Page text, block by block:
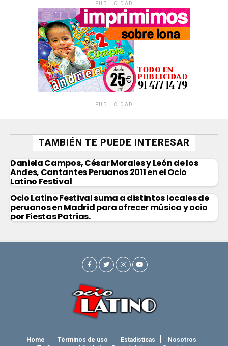
PUBLICIDAD
PUBLICIDAD
TAMBIÉN TE PUEDE INTERESAR
Daniela Campos, César Morales y León de los
Andes, Cantantes Peruanos 2011 en el Ocio
Latino Festival
Ocio Latino Festival suma a distintos locales de
peruanos en Madrid para ofrecer música y ocio
por Fiestas Patrias.
Home Términos de uso Estadísticas
Nosotros